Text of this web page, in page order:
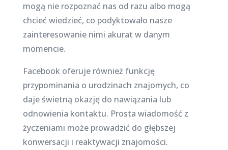
mogą nie rozpoznać nas od razu albo mogą
chcieć wiedzieć, co podyktowało nasze
zainteresowanie nimi akurat w danym
momencie.
Facebook oferuje również funkcję
przypominania o urodzinach znajomych, co
daje świetną okazję do nawiązania lub
odnowienia kontaktu. Prosta wiadomość z
życzeniami może prowadzić do głębszej
konwersacji i reaktywacji znajomości.